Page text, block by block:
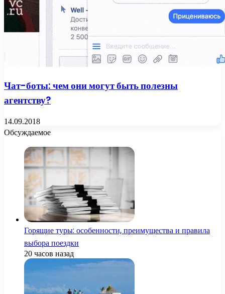
Чат-боты: чем они могут быть полезны
агентству?
14.09.2018
Обсуждаемое
Горящие туры: особенности, преимущества и правила
выбора поездки
20 часов назад